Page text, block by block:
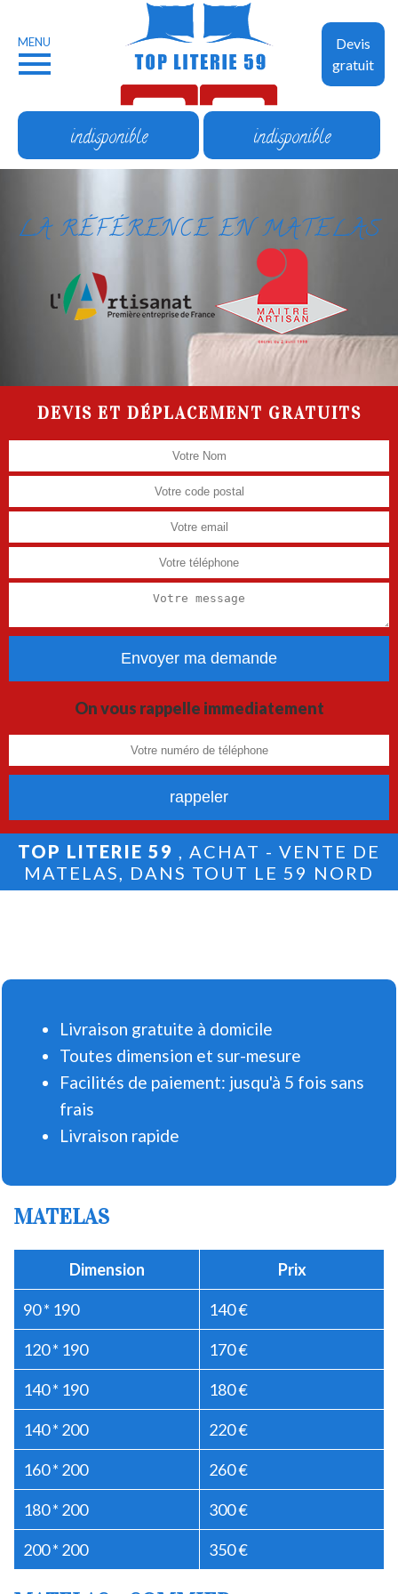
Devis
gratuit
MENU
indisponible indisponible
LA RÉFÉRENCE EN MATELAS
DEVIS ET DÉPLACEMENT GRATUITS
On vous rappelle immediatement
TOP LITERIE 59 , ACHAT - VENTE DE
MATELAS, DANS TOUT LE 59 NORD
Livraison gratuite à domicile
Toutes dimension et sur-mesure
Facilités de paiement: jusqu'à 5 fois sans
frais
Livraison rapide
MATELAS
Dimension Prix
90 * 190 140 €
120 * 190 170 €
140 * 190 180 €
140 * 200 220 €
160 * 200 260 €
180 * 200 300 €
200 * 200 350 €